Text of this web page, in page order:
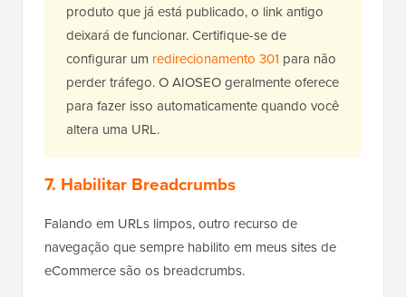
produto que já está publicado, o link antigo
deixará de funcionar. Certifique-se de
configurar um redirecionamento 301 para não
perder tráfego. O AIOSEO geralmente oferece
para fazer isso automaticamente quando você
altera uma URL.
7. Habilitar Breadcrumbs
Falando em URLs limpos, outro recurso de
navegação que sempre habilito em meus sites de
eCommerce são os breadcrumbs.